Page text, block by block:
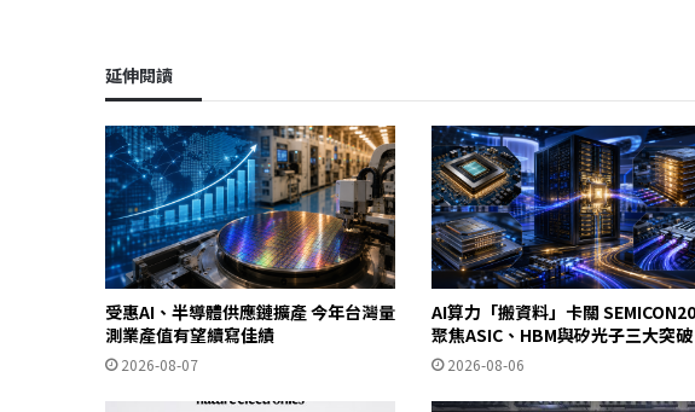
延伸閱讀
受惠AI、半導體供應鏈擴產 今年台灣量
測業產值有望續寫佳績
2026-08-07
AI算力「搬資料」卡關
聚焦ASIC、HBM與矽光子三大突破
2026-08-06